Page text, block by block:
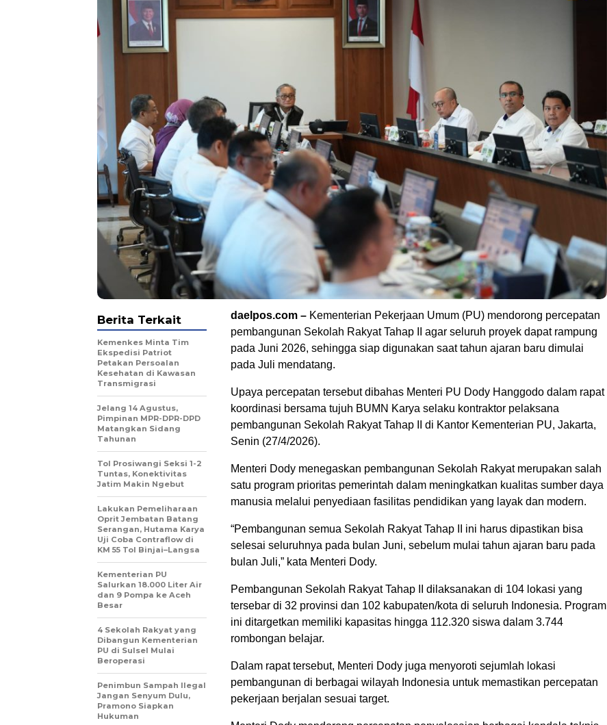
daelpos.com – Kementerian Pekerjaan Umum (PU) mendorong percepatan
pembangunan Sekolah Rakyat Tahap II agar seluruh proyek dapat rampung
pada Juni 2026, sehingga siap digunakan saat tahun ajaran baru dimulai
pada Juli mendatang.
Upaya percepatan tersebut dibahas Menteri PU Dody Hanggodo dalam rapat
koordinasi bersama tujuh BUMN Karya selaku kontraktor pelaksana
pembangunan Sekolah Rakyat Tahap II di Kantor Kementerian PU, Jakarta,
Senin (27/4/2026).
Menteri Dody menegaskan pembangunan Sekolah Rakyat merupakan salah
satu program prioritas pemerintah dalam meningkatkan kualitas sumber daya
manusia melalui penyediaan fasilitas pendidikan yang layak dan modern.
“Pembangunan semua Sekolah Rakyat Tahap II ini harus dipastikan bisa
selesai seluruhnya pada bulan Juni, sebelum mulai tahun ajaran baru pada
bulan Juli,” kata Menteri Dody.
Pembangunan Sekolah Rakyat Tahap II dilaksanakan di 104 lokasi yang
tersebar di 32 provinsi dan 102 kabupaten/kota di seluruh Indonesia. Program
ini ditargetkan memiliki kapasitas hingga 112.320 siswa dalam 3.744
rombongan belajar.
Dalam rapat tersebut, Menteri Dody juga menyoroti sejumlah lokasi
pembangunan di berbagai wilayah Indonesia untuk memastikan percepatan
pekerjaan berjalan sesuai target.
Berita Terkait
Kemenkes Minta Tim
Ekspedisi Patriot
Petakan Persoalan
Kesehatan di Kawasan
Transmigrasi
Jelang 14 Agustus,
Pimpinan MPR-DPR-DPD
Matangkan Sidang
Tahunan
Tol Prosiwangi Seksi 1-2
Tuntas, Konektivitas
Jatim Makin Ngebut
Lakukan Pemeliharaan
Oprit Jembatan Batang
Serangan, Hutama Karya
Uji Coba Contraflow di
KM 55 Tol Binjai–Langsa
Kementerian PU
Salurkan 18.000 Liter Air
dan 9 Pompa ke Aceh
Besar
4 Sekolah Rakyat yang
Dibangun Kementerian
PU di Sulsel Mulai
Beroperasi
Penimbun Sampah Ilegal
Jangan Senyum Dulu,
Pramono Siapkan
Hukuman